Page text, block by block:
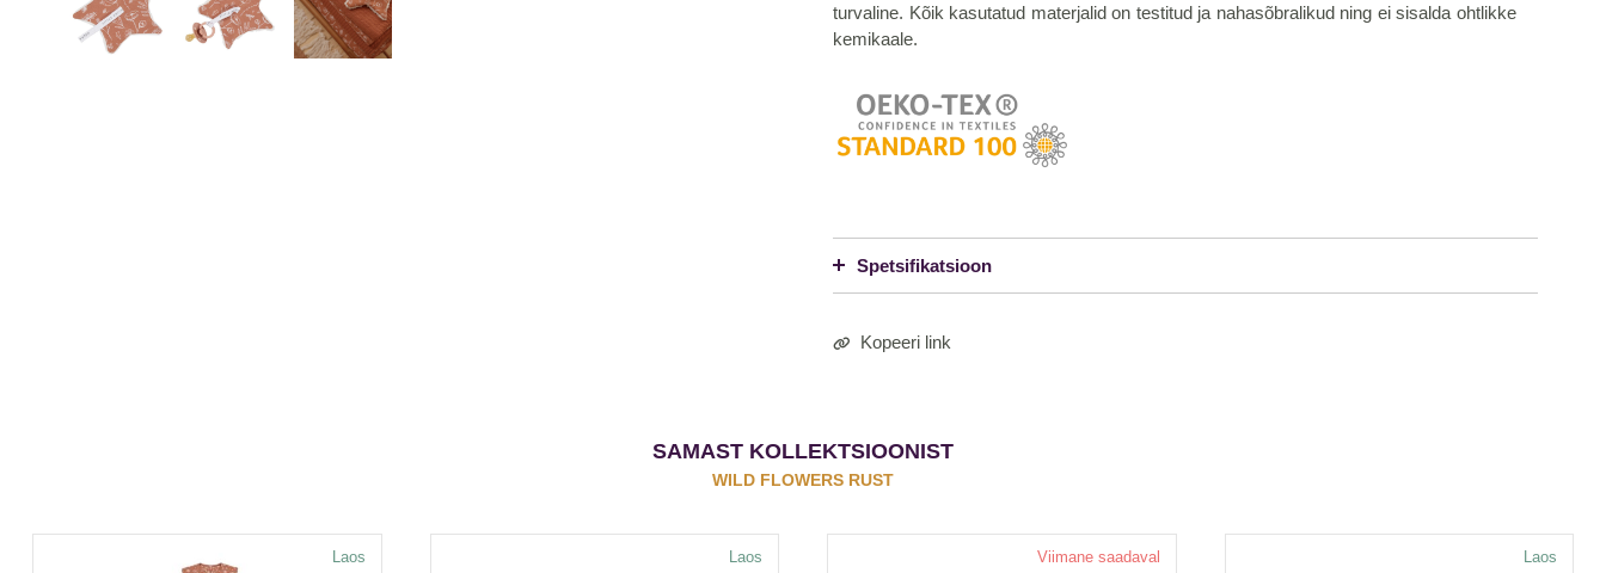
turvaline. Kõik kasutatud materjalid on testitud ja nahasõbralikud ning ei sisalda ohtlikke
kemikaale.
Spetsifikatsioon
Kopeeri link
SAMAST KOLLEKTSIOONIST
WILD FLOWERS RUST
Laos Laos Viimane saadaval Laos